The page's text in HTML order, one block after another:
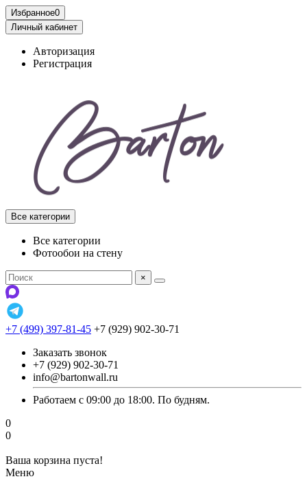
Избранное0
Личный кабинет
Авторизация
Регистрация
Все категории
Все категории
Фотообои на стену
×
+7 (499) 397-81-45 +7 (929) 902-30-71
Заказать звонок
+7 (929) 902-30-71
info@bartonwall.ru
Работаем с 09:00 до 18:00. По будням.
0
0
Ваша корзина пуста!
Меню